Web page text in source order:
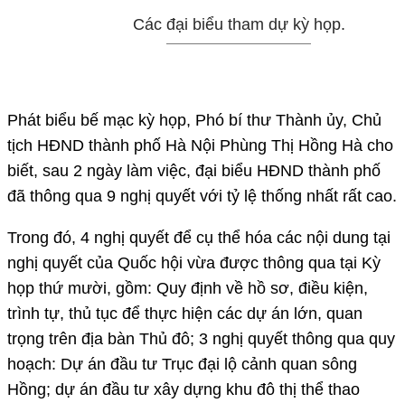
Các đại biểu tham dự kỳ họp.
Phát biểu bế mạc kỳ họp, Phó bí thư Thành ủy, Chủ
tịch HĐND thành phố Hà Nội Phùng Thị Hồng Hà cho
biết, sau 2 ngày làm việc, đại biểu HĐND thành phố
đã thông qua 9 nghị quyết với tỷ lệ thống nhất rất cao.
Trong đó, 4 nghị quyết để cụ thể hóa các nội dung tại
nghị quyết của Quốc hội vừa được thông qua tại Kỳ
họp thứ mười, gồm: Quy định về hồ sơ, điều kiện,
trình tự, thủ tục để thực hiện các dự án lớn, quan
trọng trên địa bàn Thủ đô; 3 nghị quyết thông qua quy
hoạch: Dự án đầu tư Trục đại lộ cảnh quan sông
Hồng; dự án đầu tư xây dựng khu đô thị thể thao